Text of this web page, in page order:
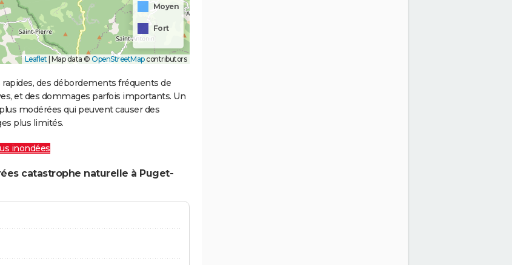
Moyen
Fort
Leaflet | Map data © OpenStreetMapcontributors
des débordements fréquents de
et des dommages parfois importants. Un
modérées qui peuvent causer des
plus limités.
inondées
catastrophe naturelle à Puget-